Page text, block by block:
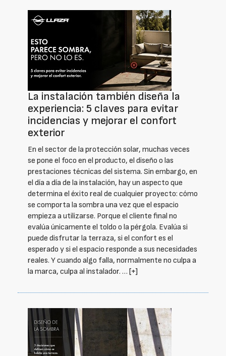
La instalación también diseña la
experiencia: 5 claves para evitar
incidencias y mejorar el confort
exterior
En el sector de la protección solar, muchas veces
se pone el foco en el producto, el diseño o las
prestaciones técnicas del sistema. Sin embargo, en
el día a día de la instalación, hay un aspecto que
determina el éxito real de cualquier proyecto: cómo
se comporta la sombra una vez que el espacio
empieza a utilizarse. Porque el cliente final no
evalúa únicamente el toldo o la pérgola. Evalúa si
puede disfrutar la terraza, si el confort es el
esperado y si el espacio responde a sus necesidades
reales. Y cuando algo falla, normalmente no culpa a
la marca, culpa al instalador. … [+]